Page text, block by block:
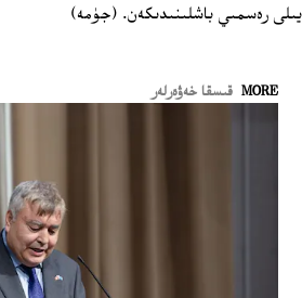
يىلى رەسمىي باشلىنىدىكەن. (جۈمە)
MORE قىسقا خەۋەرلەر